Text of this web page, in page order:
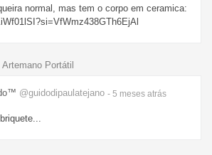
normal, mas tem o corpo em ceramica:
Portátil
@guidodipaulatejano - 5 meses atrás